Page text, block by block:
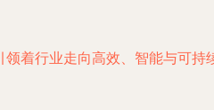
着行业走向高效、智能与可